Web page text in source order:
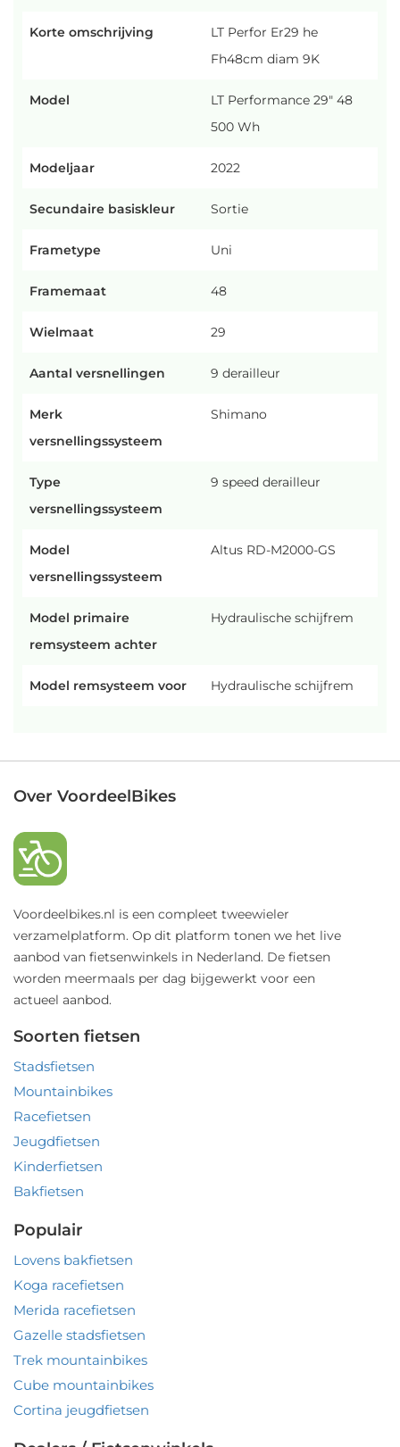
Korte omschrijving
LT Perfor Er29 he
Fh48cm diam 9K
Model
LT Performance 29" 48
500 Wh
Modeljaar 2022
Secundaire basiskleur Sortie
Frametype Uni
Framemaat 48
Wielmaat 29
Aantal versnellingen 9 derailleur
Merk
versnellingssysteem
Shimano
Type
versnellingssysteem
9 speed derailleur
Model
versnellingssysteem
Altus RD-M2000-GS
Model primaire
remsysteem achter
Hydraulische schijfrem
Model remsysteem voor Hydraulische schijfrem
Over VoordeelBikes
Voordeelbikes.nl is een compleet tweewieler
verzamelplatform. Op dit platform tonen we het live
aanbod van fietsenwinkels in Nederland. De fietsen
worden meermaals per dag bijgewerkt voor een
actueel aanbod.
Soorten fietsen
Stadsfietsen
Mountainbikes
Racefietsen
Jeugdfietsen
Kinderfietsen
Bakfietsen
Populair
Lovens bakfietsen
Koga racefietsen
Merida racefietsen
Gazelle stadsfietsen
Trek mountainbikes
Cube mountainbikes
Cortina jeugdfietsen